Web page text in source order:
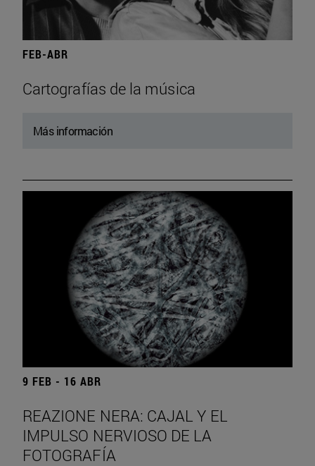
FEB-ABR
Cartografías de la música
Más información
9 FEB - 16 ABR
REAZIONE NERA: CAJAL Y EL
IMPULSO NERVIOSO DE LA
FOTOGRAFÍA